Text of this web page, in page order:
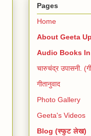
Pages
Home
About Geeta
Audio Books
चारुचंद्र उपासनी.
गीतानुवाद
Photo Gallery
Geeta's Videos
Blog (स्फुट लेख)